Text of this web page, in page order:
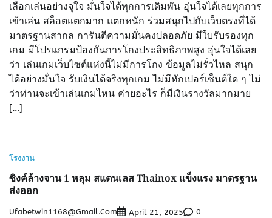
เลือกเล่นอย่างจุใจ มั่นใจได้ทุกการเดิมพัน อุ่นใจได้เลยทุกการ
เข้าเล่น สล็อตแตกมาก แตกหนัก ร่วมสนุกไปกับเว็บตรงที่ได้
มาตรฐานสากล การันตีความมั่นคงปลอดภัย มีใบรับรองทุก
เกม มีโปรแกรมป้องกันการโกงประสิทธิภาพสูง อุ่นใจได้เลย
ว่า เล่นเกมเว็บไซต์แห่งนี้ไม่มีการโกง ข้อมูลไม่รั่วไหล สนุก
ได้อย่างมั่นใจ รับเงินได้จริงทุกเกม ไม่มีหักเปอร์เซ็นต์ใด ๆ ไม่
ว่าท่านจะเข้าเล่นเกมไหน ค่ายอะไร ก็มีเงินรางวัลมากมาย
[…]
โรงงาน
ซิงค์ล้างจาน 1 หลุม สแตนเลส Thainox แข็งแรง มาตรฐาน
ส่งออก
Ufabetwin1168@gmail.com April 21, 2025 0